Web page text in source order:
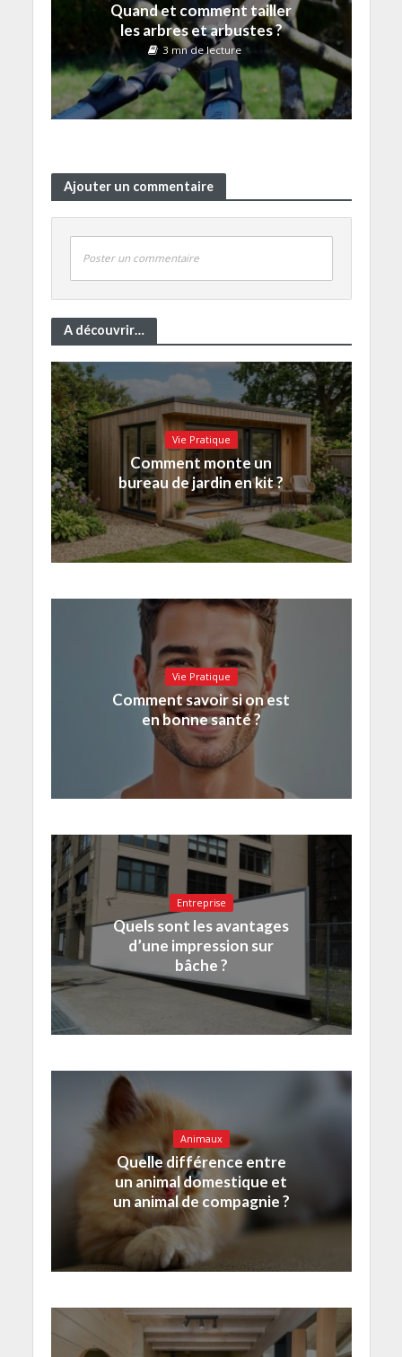
Quand et comment tailler
les arbres et arbustes ?
3 mn de lecture
Ajouter un commentaire
Poster un commentaire
A découvrir…
Vie Pratique
Comment monte un
bureau de jardin en kit ?
Vie Pratique
Comment savoir si on est
en bonne santé ?
Entreprise
Quels sont les avantages
d’une impression sur
bâche ?
Animaux
Quelle différence entre
un animal domestique et
un animal de compagnie ?